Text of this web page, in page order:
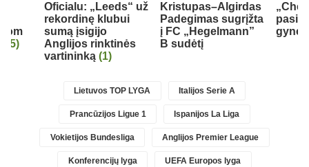
(5)
Oficialu: „Leeds“ už
rekordinę klubui
sumą įsigijo
Anglijos rinktinės
vartininką (1)
Kristupas–Algirdas
Padegimas sugrįžta
į FC „Hegelmann”
B sudėtį
Lietuvos TOP LYGA Italijos Serie A
Prancūzijos Ligue 1 Ispanijos La Liga
Vokietijos Bundesliga Anglijos Premier League
Konferencijų lyga UEFA Europos lyga